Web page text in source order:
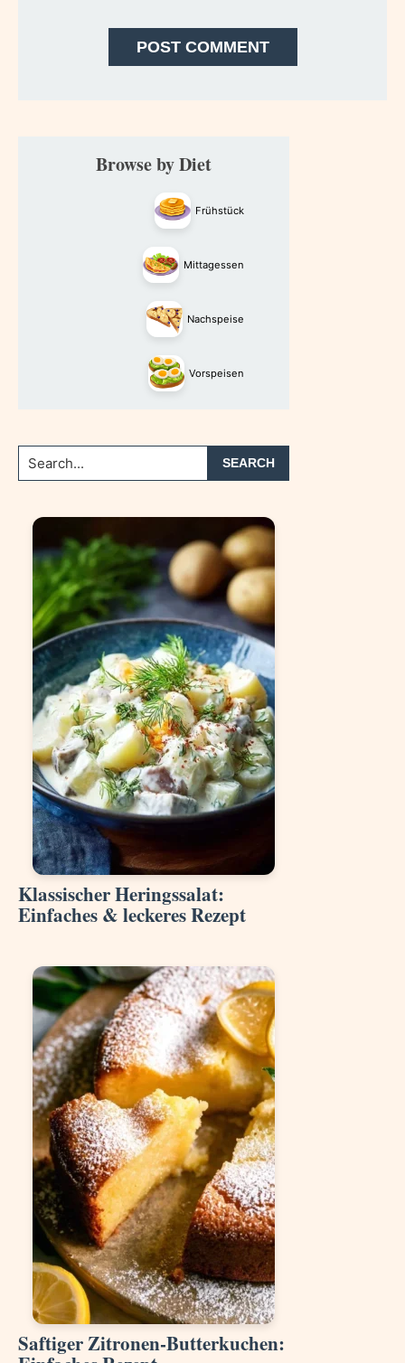
Primary
SidebarBrowse by Diet
Frühstück
Mittagessen
Nachspeise
Vorspeisen
Search...
Klassischer Heringssalat:
Einfaches & leckeres Rezept
Saftiger Zitronen-Butterkuchen: